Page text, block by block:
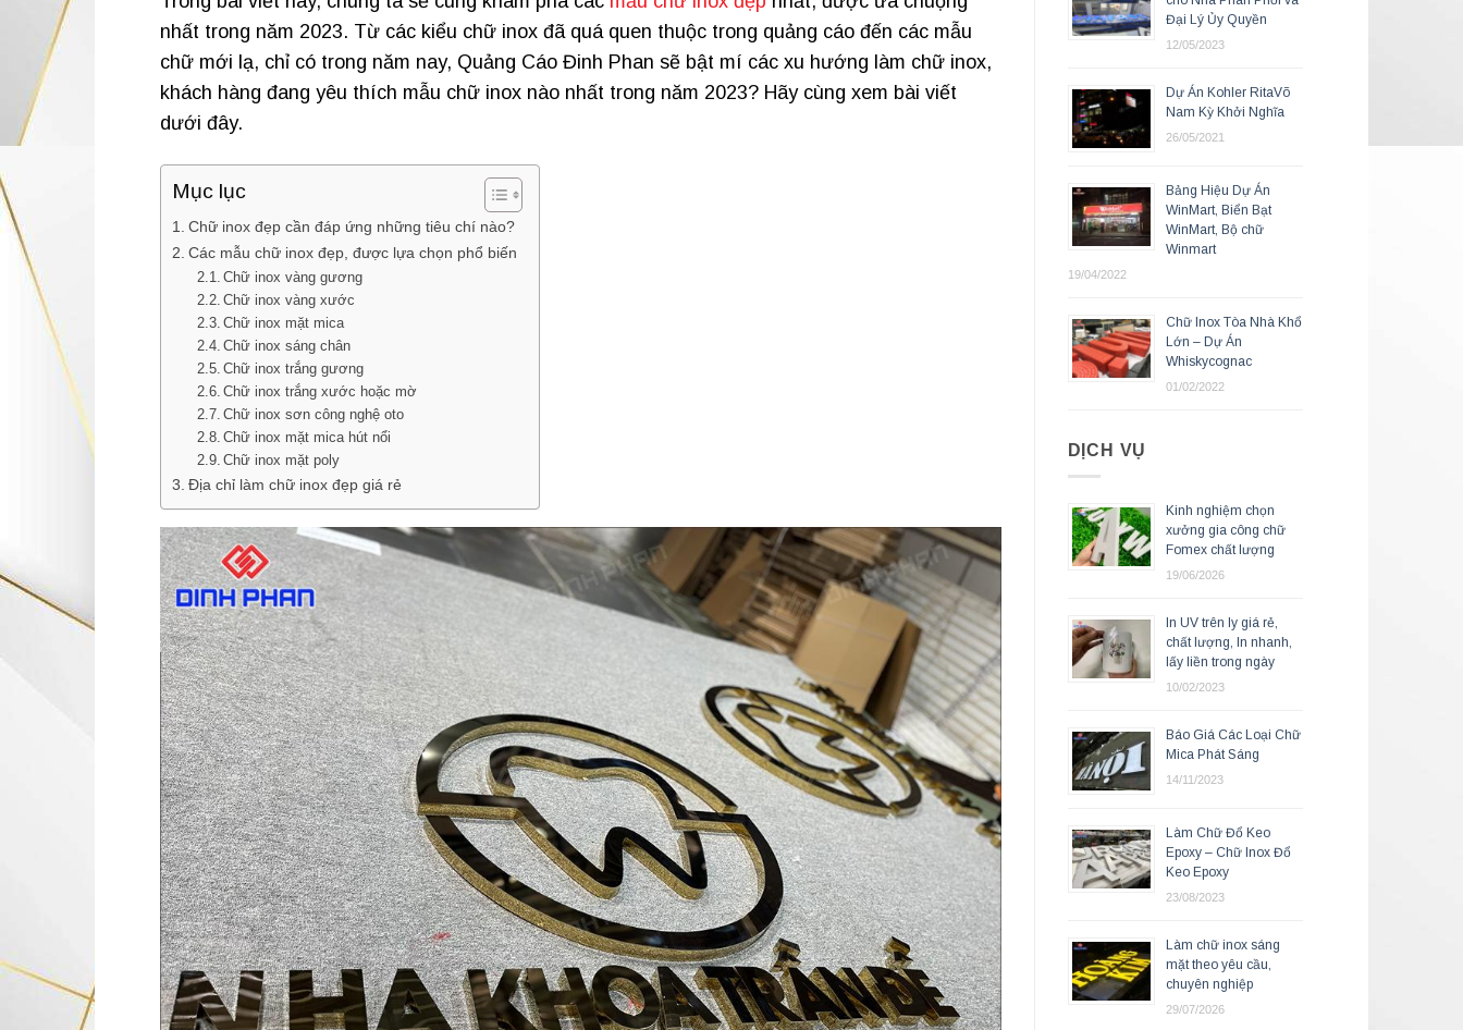
nhất trong năm 2023. Từ các kiểu chữ inox đã quá quen thuộc trong quảng cáo đến các mẫu
chữ mới lạ, chỉ có trong năm nay, Quảng Cáo Đinh Phan sẽ bật mí các xu hướng làm chữ inox,
khách hàng đang yêu thích mẫu chữ inox nào nhất trong năm 2023? Hãy cùng xem bài viết
dưới đây.
Mục lục
Chữ inox đẹp cần đáp ứng những tiêu chí nào?
Các mẫu chữ inox đẹp, được lựa chọn phổ biến
Chữ inox vàng gương
Chữ inox vàng xước
Chữ inox mặt mica
Chữ inox sáng chân
Chữ inox trắng gương
Chữ inox trắng xước hoặc mờ
Chữ inox sơn công nghệ oto
Chữ inox mặt mica hút nổi
Chữ inox mặt poly
Địa chỉ làm chữ inox đẹp giá rẻ
Đại Lý Ủy Quyền
12/05/2023
Dự Án Kohler RitaVõ
Nam Kỳ Khởi Nghĩa
26/05/2021
Bảng Hiệu Dự Án
WinMart, Biển Bạt
WinMart, Bộ chữ
Winmart
19/04/2022
Chữ Inox Tòa Nhà Khổ
Lớn – Dự Án
Whiskycognac
01/02/2022
DỊCH VỤ
Kinh nghiệm chọn
xưởng gia công chữ
Fomex chất lượng
19/06/2026
In UV trên ly giá rẻ,
chất lượng, In nhanh,
lấy liền trong ngày
10/02/2023
Báo Giá Các Loại Chữ
Mica Phát Sáng
14/11/2023
Làm Chữ Đổ Keo
Epoxy – Chữ Inox Đổ
Keo Epoxy
23/08/2023
Làm chữ inox sáng
mặt theo yêu cầu,
chuyên nghiệp
29/07/2026